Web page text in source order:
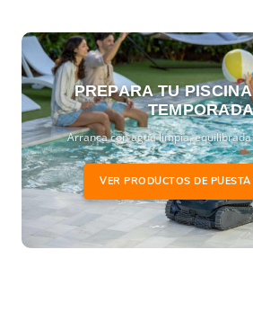
PREPARA TU
Arranca con agua limpia,
VER PRODUCTOS DE